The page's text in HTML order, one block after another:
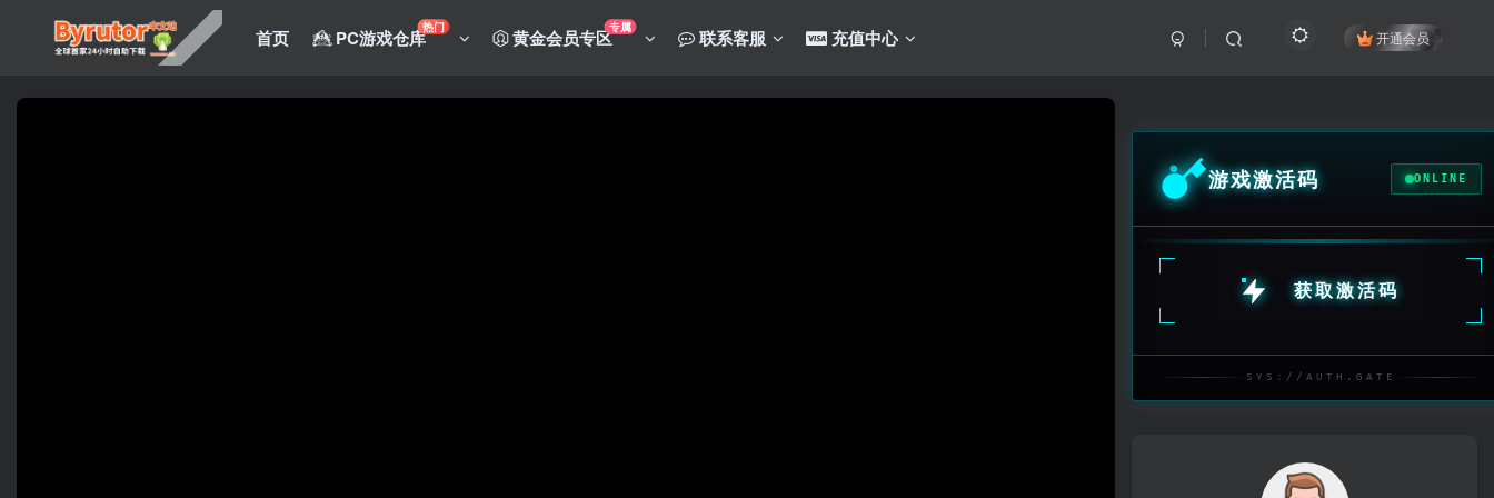
首页 PC游戏仓库热门 黄金会员专区专属 联系客服 充值中心 开通会员
游戏激活码 ONLINE
获取激活码
SYS://AUTH.GATE